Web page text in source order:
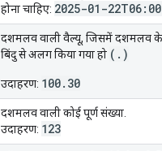
होना चाहिए: 2025-01-
दशमलव वाली वैल्यू, जिसमें दशमलव के
बिंदु से अलग किया गया हो ( . )
उदाहरण: 100.30
दशमलव वाली कोई पूर्ण संख्या.
उदाहरण: 123